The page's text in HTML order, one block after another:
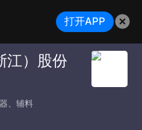
江）股份
、辅料
打开APP